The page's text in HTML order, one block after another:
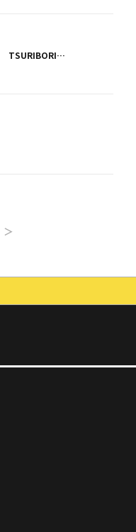
TSURIBORI…
＞